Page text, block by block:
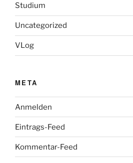
Studium
Uncategorized
VLog
META
Anmelden
Eintrags-Feed
Kommentar-Feed